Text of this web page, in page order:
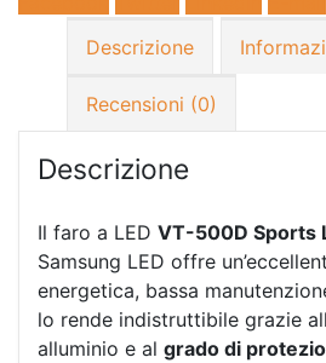
Descrizione
Recensioni (0)
Descrizione
Il faro a LED VT-500D Sports
Samsung LED offre
energetica, bassa
lo rende indistruttibile grazie
alluminio e al grado di